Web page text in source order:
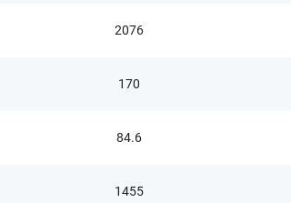
2076
170
84.6
1455